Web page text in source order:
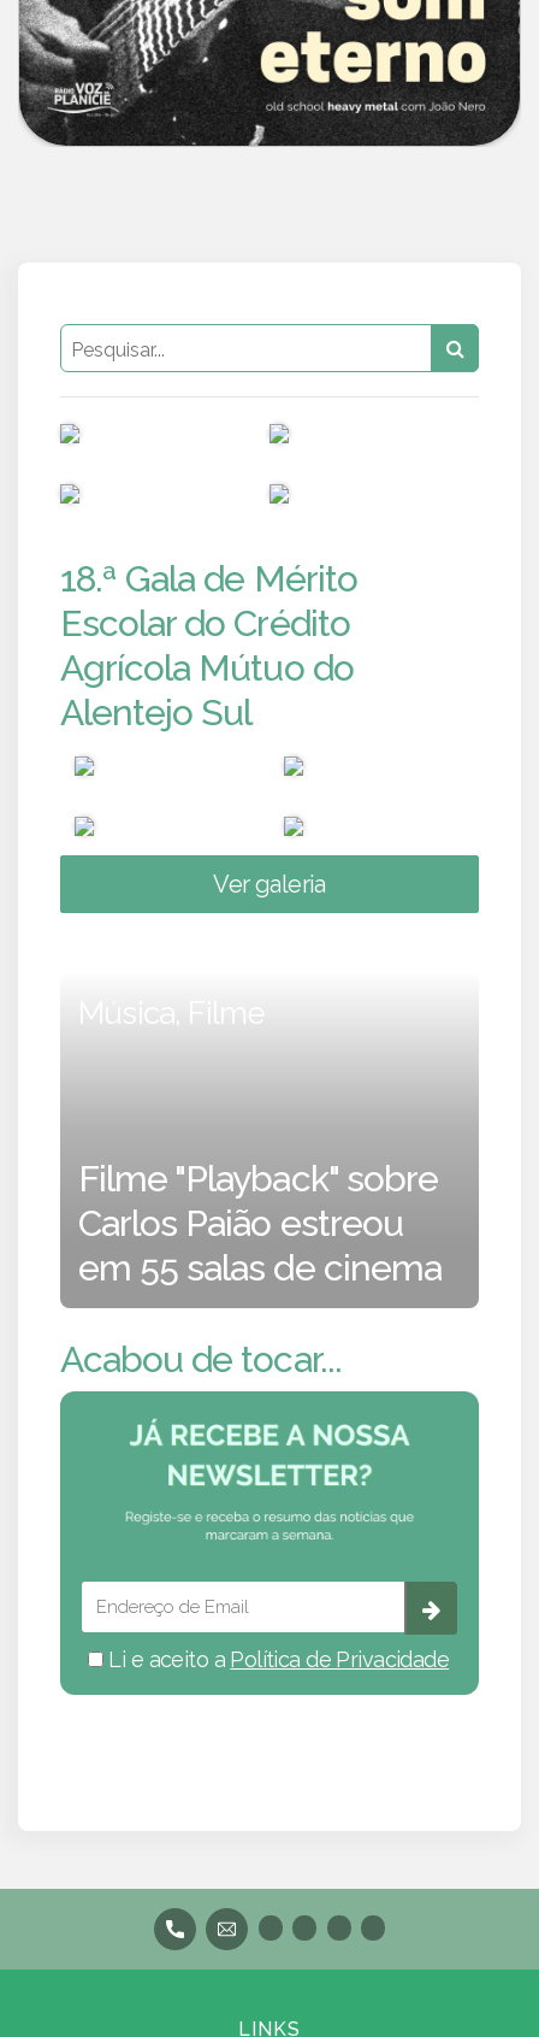
18.ª Gala de Mérito
Escolar do Crédito
Agrícola Mútuo do
Alentejo Sul
Ver galeria
Música, Filme
Filme "Playback" sobre
Carlos Paião estreou
em 55 salas de cinema
Acabou de tocar...
Li e aceito a Política de Privacidade
LINKS